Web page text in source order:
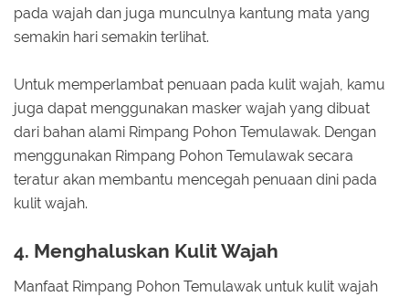
pada wajah dan juga munculnya kantung mata yang
semakin hari semakin terlihat.
Untuk memperlambat penuaan pada kulit wajah, kamu
juga dapat menggunakan masker wajah yang dibuat
dari bahan alami Rimpang Pohon Temulawak. Dengan
menggunakan Rimpang Pohon Temulawak secara
teratur akan membantu mencegah penuaan dini pada
kulit wajah.
4. Menghaluskan Kulit Wajah
Manfaat Rimpang Pohon Temulawak untuk kulit wajah